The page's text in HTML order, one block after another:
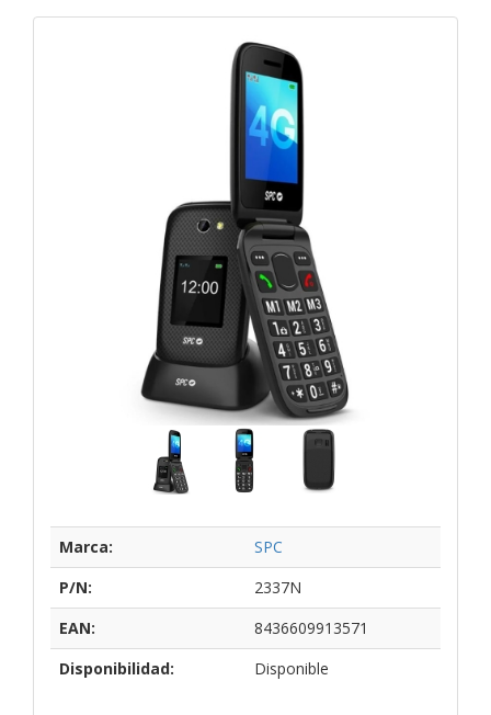
Marca:
SPC
P/N:
2337N
EAN:
8436609913571
Disponibilidad:
Disponible